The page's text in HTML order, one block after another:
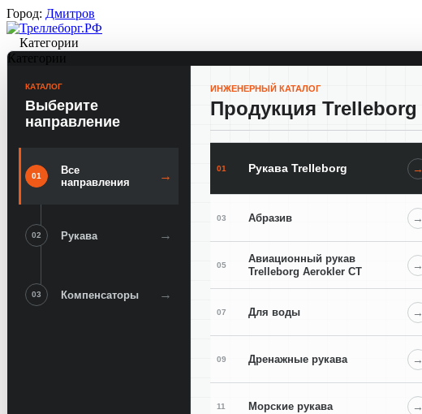
Город: Дмитров
Категории
Категории
КАТАЛОГ
Выберите
направление
01
Все
направления
→
02 Рукава →
03 Компенсаторы →
ИНЖЕНЕРНЫЙ КАТАЛОГ
Продукция Trelleborg
01 Рукава Trelleborg →
03 Абразив →
05
Авиационный рукав
Trelleborg Aerokler CT
→
07 Для воды →
09 Дренажные рукава →
11 Морские рукава →